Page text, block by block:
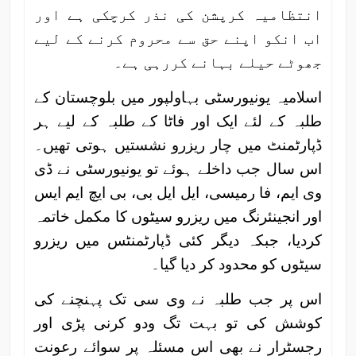
انتظامیہ کرپشن کی نذر کرچکی ہے اور
اب انکو اپنے حق سے محروم کرنے کے لیے
جھوٹے حیلے بہانے کررہی ہے۔
اسلامیہ یونیورسٹی بہاولپور میں بلوچستان کے
طلبہ کے لئے ایک اور فاٹا کے طلبہ کے لیے ہر
ڈپارٹمنٹ میں چار ریزرو نشستیں ہوتی تھیں۔
اس سال جب داخلے ہوئے تو یونیورسٹی نے ڈی
وی ایم، فا رمیسی، ایل ایل بی، بی ایچ ایم ایس
اور انجینئرنگ میں ریزرو سیٹوں کا مکمل خاتمہ
کردیا، جبکہ دیگر کئی ڈپارٹمنٹس میں ریزرو
سیٹوں کو محدود کر دیا گیا۔
اس پر جب طلبہ نے وی سی تک پہنچنے کی
کوشش کی تو بہت تگ ودو کرنی پڑی اور
رجسٹرار نے بھی اس مسئلہ پر سوائے رعونت